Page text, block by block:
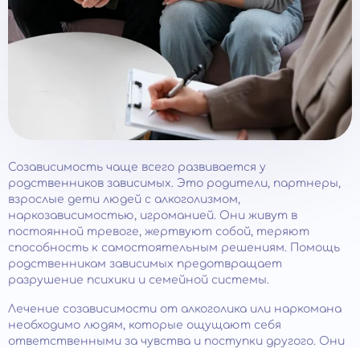
Созависимость чаще всего развивается у
родственников зависимых. Это родители, партнеры,
взрослые дети людей с алкоголизмом,
наркозависимостью, игроманией. Они живут в
постоянной тревоге, жертвуют собой, теряют
способность к самостоятельным решениям. Помощь
родственникам зависимых предотвращает
разрушение психики и семейной системы.
Лечение созависимости от алкоголика или наркомана
необходимо людям, которые ощущают себя
ответственными за чувства и поступки другого. Они